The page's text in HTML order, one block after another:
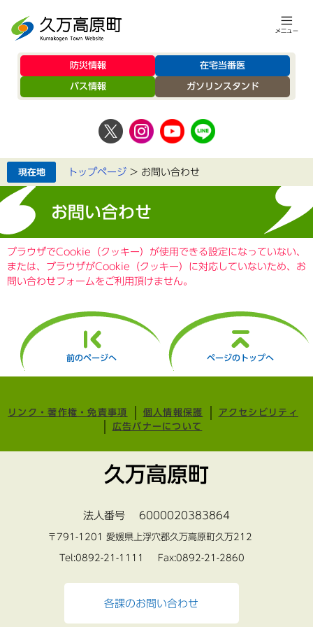
防災情報 在宅当番医
バス情報 ガソリンスタンド
トップページ > お問い合わせ
お問い合わせ
ブラウザでCookie（クッキー）が使用できる設定になっていない、
または、ブラウザがCookie（クッキー）に対応していないため、お
問い合わせフォームをご利用頂けません。
前のページへ ページのトップへ
リンク・著作権・免責事項 個人情報保護
アクセシビリティ
広告バナーについて
久万高原町
法人番号 6000020383864
〒791-1201 愛媛県上浮穴郡久万高原町久万212
Tel:0892-21-1111 Fax:0892-21-2860
各課のお問い合わせ